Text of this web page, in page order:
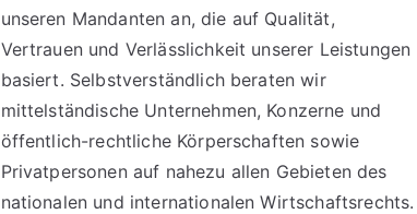
unseren Mandanten an, die auf Qualität,
Vertrauen und Verlässlichkeit unserer Leistungen
basiert. Selbstverständlich beraten wir
mittelständische Unternehmen, Konzerne und
öffentlich-rechtliche Körperschaften sowie
Privatpersonen auf nahezu allen Gebieten des
nationalen und internationalen Wirtschaftsrechts.